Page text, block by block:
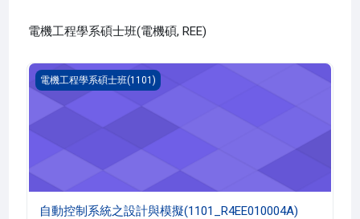
電機工程學系碩士班(電機碩, REE)
自動控制系統之設計與模擬(1101_R4EE010004A)
電機工程學系碩士班(1101)
自動控制系統之設計與模擬(1101_R4EE010004A)